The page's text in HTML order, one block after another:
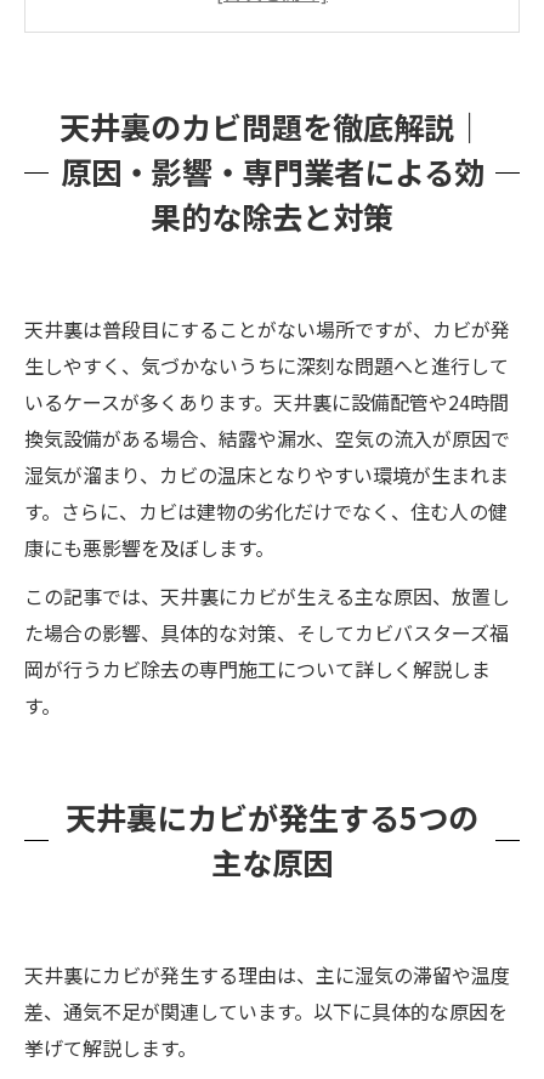
天井裏のカビ問題を徹底解説｜
原因・影響・専門業者による効
果的な除去と対策
天井裏は普段目にすることがない場所ですが、カビが発
生しやすく、気づかないうちに深刻な問題へと進行して
いるケースが多くあります。天井裏に設備配管や24時間
換気設備がある場合、結露や漏水、空気の流入が原因で
湿気が溜まり、カビの温床となりやすい環境が生まれま
す。さらに、カビは建物の劣化だけでなく、住む人の健
康にも悪影響を及ぼします。
この記事では、天井裏にカビが生える主な原因、放置し
た場合の影響、具体的な対策、そしてカビバスターズ福
岡が行うカビ除去の専門施工について詳しく解説しま
す。
天井裏にカビが発生する5つの
主な原因
天井裏にカビが発生する理由は、主に湿気の滞留や温度
差、通気不足が関連しています。以下に具体的な原因を
挙げて解説します。